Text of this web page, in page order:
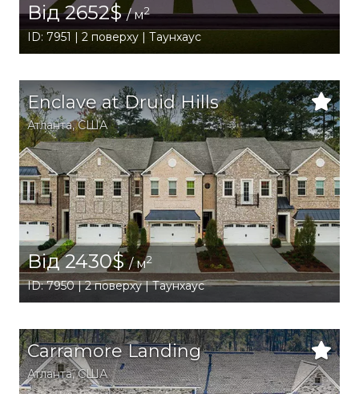
Від 2652$/ м2
ID: 7951 | 2 поверху | Таунхаус
Enclave at Druid Hills
Атланта,США
Від 2430$/ м2
ID: 7950 | 2 поверху | Таунхаус
Carramore Landing
Атланта,США